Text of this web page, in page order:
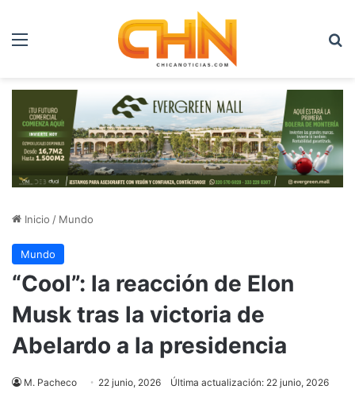
Menú
Inicio / Mundo
Mundo
“Cool”: la reacción de Elon
Musk tras la victoria de
Abelardo a la presidencia
M. Pacheco 22 junio, 2026 Última actualización: 22 junio, 2026